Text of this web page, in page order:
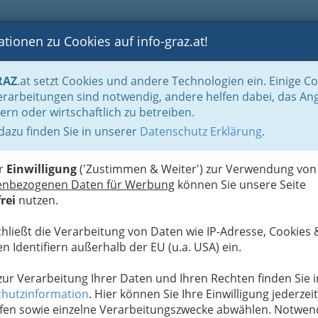
BLOGS FOTOS GASTRONOMIE BRANCHEN
zu Cookies auf info-graz.at!
.at setzt Cookies und andere Technologien ein. Einige
sind notwendig, andere helfen dabei, das
oder wirtschaftlich zu betreiben.
finden Sie in unserer Datenschutz Erklärung.
Einwilligung('Zustimmen & Weiter') zur Verwendung von
Daten für Werbung können Sie unsere Seite
nutzen.
die Verarbeitung von Daten wie IP-Adresse, Cookies
Identifiern außerhalb der EU (u.a. USA) ein.
Verarbeitung Ihrer Daten und Ihren Rechten finden Sie
. Hier können Sie Ihre Einwilligung jederzeit
sowie einzelne Verarbeitungszwecke abwählen.
gruppiert Dezember 2013
Graz
Next